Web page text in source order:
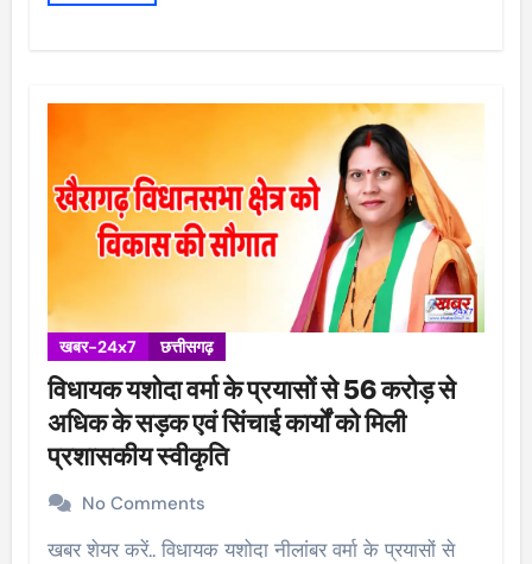
खबर-24x7 छत्तीसगढ़
विधायक यशोदा वर्मा के प्रयासों से 56 करोड़ से
अधिक के सड़क एवं सिंचाई कार्यों को मिली
प्रशासकीय स्वीकृति
No Comments
खबर शेयर करें.. विधायक यशोदा नीलांबर वर्मा के प्रयासों से